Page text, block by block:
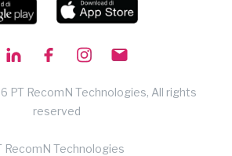
PT RecomN Technologies, All rights
reserved
RecomN Technologies